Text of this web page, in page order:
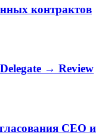
контрактов
→ Review
CEO и